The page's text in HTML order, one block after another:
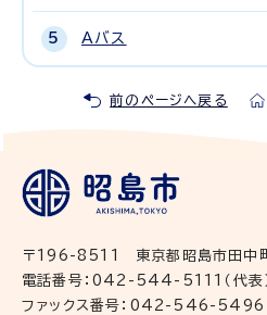
Aバス
前のページへ戻る
〒196-8511 東京都昭島市田中
電話番号：042-544-5111（代表
ファックス番号：042-546-5496